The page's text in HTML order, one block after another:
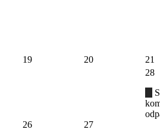
19 20 21
26 27
28